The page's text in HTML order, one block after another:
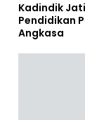
Kadindik
Pendidikan
Angkasa